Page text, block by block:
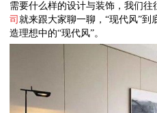
需要什么样的设计与装饰，我们往
司 就来跟大家聊一聊，“现代风”
造理想中的“现代风”。